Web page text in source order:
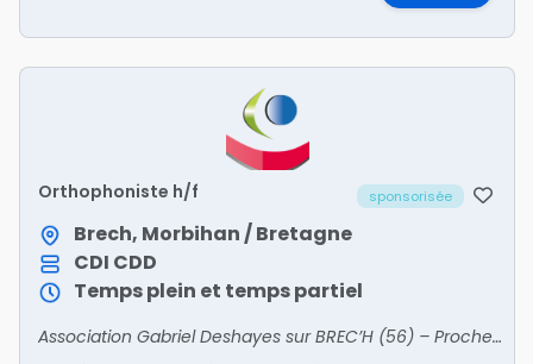
Orthophoniste h/f sponsorisée
Brech, Morbihan / Bretagne
CDI CDD
Temps plein et temps partiel
Association Gabriel Deshayes sur BREC’H (56) – Proche de la Gare d’Auray (10 min à pied) - Plusieurs postes à temps plein ou temps partiel, en IES ou SESSAD.Missions :• Assurer les suivis a